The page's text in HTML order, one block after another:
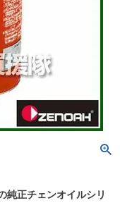
純正チェンオイルシリ